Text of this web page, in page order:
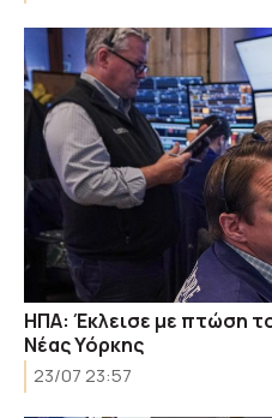
ΗΠΑ: Έκλεισε με πτώση
Νέας Υόρκης
23/07 23:57